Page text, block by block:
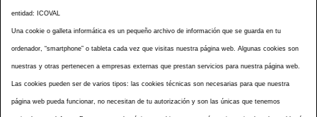
¿SABÍAS QUÉ?
TABLÓN ANUNCIOS
CURSOS Y EVENTOS
TÉRMINOS Y CONDICIONES
ESPECIAL COVID 19
HISTORIA DE LA PROFESIÓN VETERINARIA ALICANTINA
entidad: ICOVAL
Una cookie o galleta informática es un pequeño archivo de información que se guarda en tu
ordenador, “smartphone” o tableta cada vez que visitas nuestra página web. Algunas cookies son
nuestras y otras pertenecen a empresas externas que prestan servicios para nuestra página web.
Las cookies pueden ser de varios tipos: las cookies técnicas son necesarias para que nuestra
página web pueda funcionar, no necesitan de tu autorización y son las únicas que tenemos